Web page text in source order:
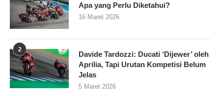
Apa yang Perlu Diketahui?
16 Maret 2026
2
Davide Tardozzi: Ducati ‘Dijewer’ oleh
Aprilia, Tapi Urutan Kompetisi Belum
Jelas
5 Maret 2026